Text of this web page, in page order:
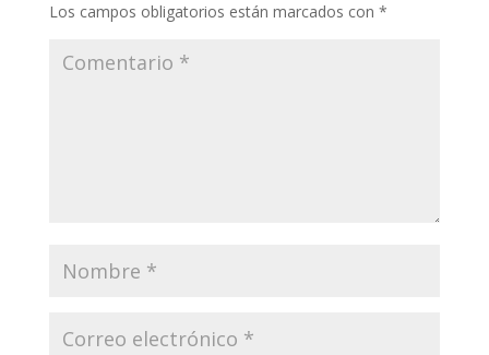
Los campos obligatorios están marcados con *